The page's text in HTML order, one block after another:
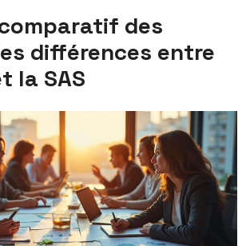
des
différences entre
la SAS